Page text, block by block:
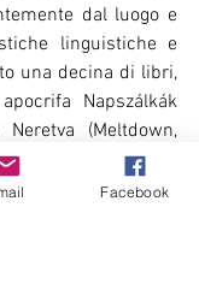
dal luogo e
linguistiche e
una decina di libri,
Napszálkák
(Meltdown,
in corso di
Quaderni del Bardo
Facebook